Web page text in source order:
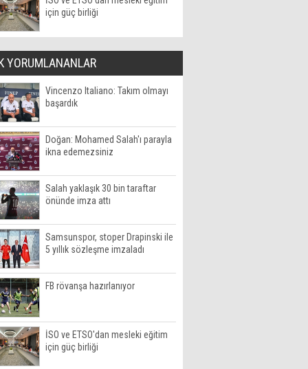
için güç birliği
YORUMLANANLAR
Vincenzo Italiano: Takım olmayı
başardık
Doğan: Mohamed Salah'ı parayla
ikna edemezsiniz
Salah yaklaşık 30 bin taraftar
önünde imza attı
Samsunspor, stoper Drapinski ile
5 yıllık sözleşme imzaladı
FB rövanşa hazırlanıyor
İSO ve ETSO'dan mesleki eğitim
için güç birliği